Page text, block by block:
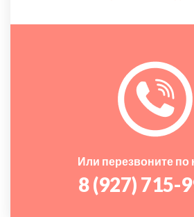
Или перезвоните по
8 (927) 715-